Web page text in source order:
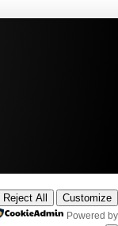
Customize
Reject All
Powered by